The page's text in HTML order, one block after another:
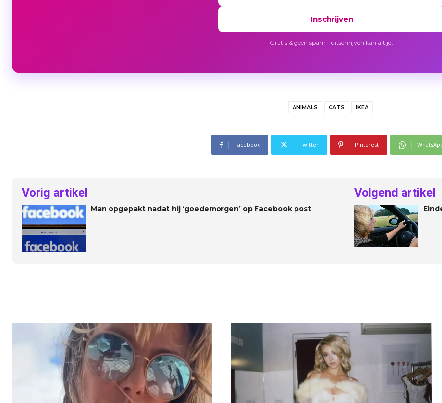
Inschrijven
Gratis & geen spam - uitschrijven kan altijd.
ANIMALS CATS IKEA
Facebook Twitter Pinterest
Vorig artikel
Man opgepakt nadat hij ‘goedemorgen’ op Facebook post
Volgend artikel